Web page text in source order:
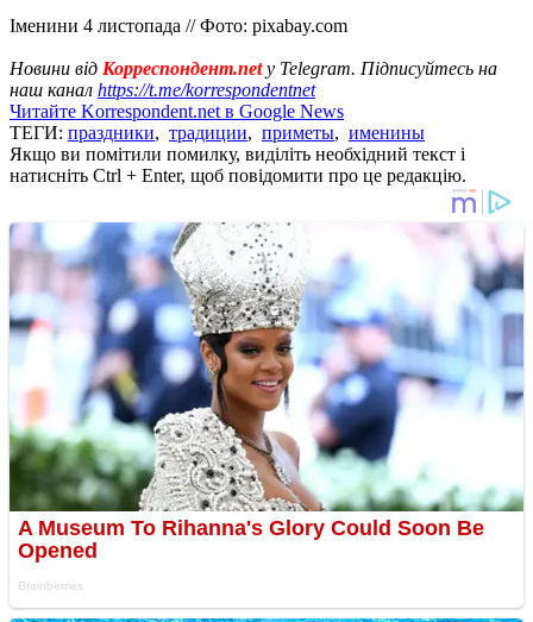
Іменини 4 листопада // Фото: pixabay.com
Новини від Корреспондент.netу Telegram. Підписуйтесь на
наш канал https://t.me/korrespondentnet
Читайте Korrespondent.net в Google News
ТЕГИ: праздники, традиции, приметы, именины
Якщо ви помітили помилку, виділіть необхідний текст і
натисніть Ctrl + Enter, щоб повідомити про це редакцію.